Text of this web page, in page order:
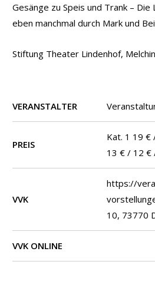
Gesänge zu Speis und Trank –
eben manchmal durch Mark und
Stiftung Theater Lindenhof,
VERANSTALTER
PREIS
Kat. 1 19 €
13 € / 12 €
VVK
https://
10, 73770
VVK ONLINE